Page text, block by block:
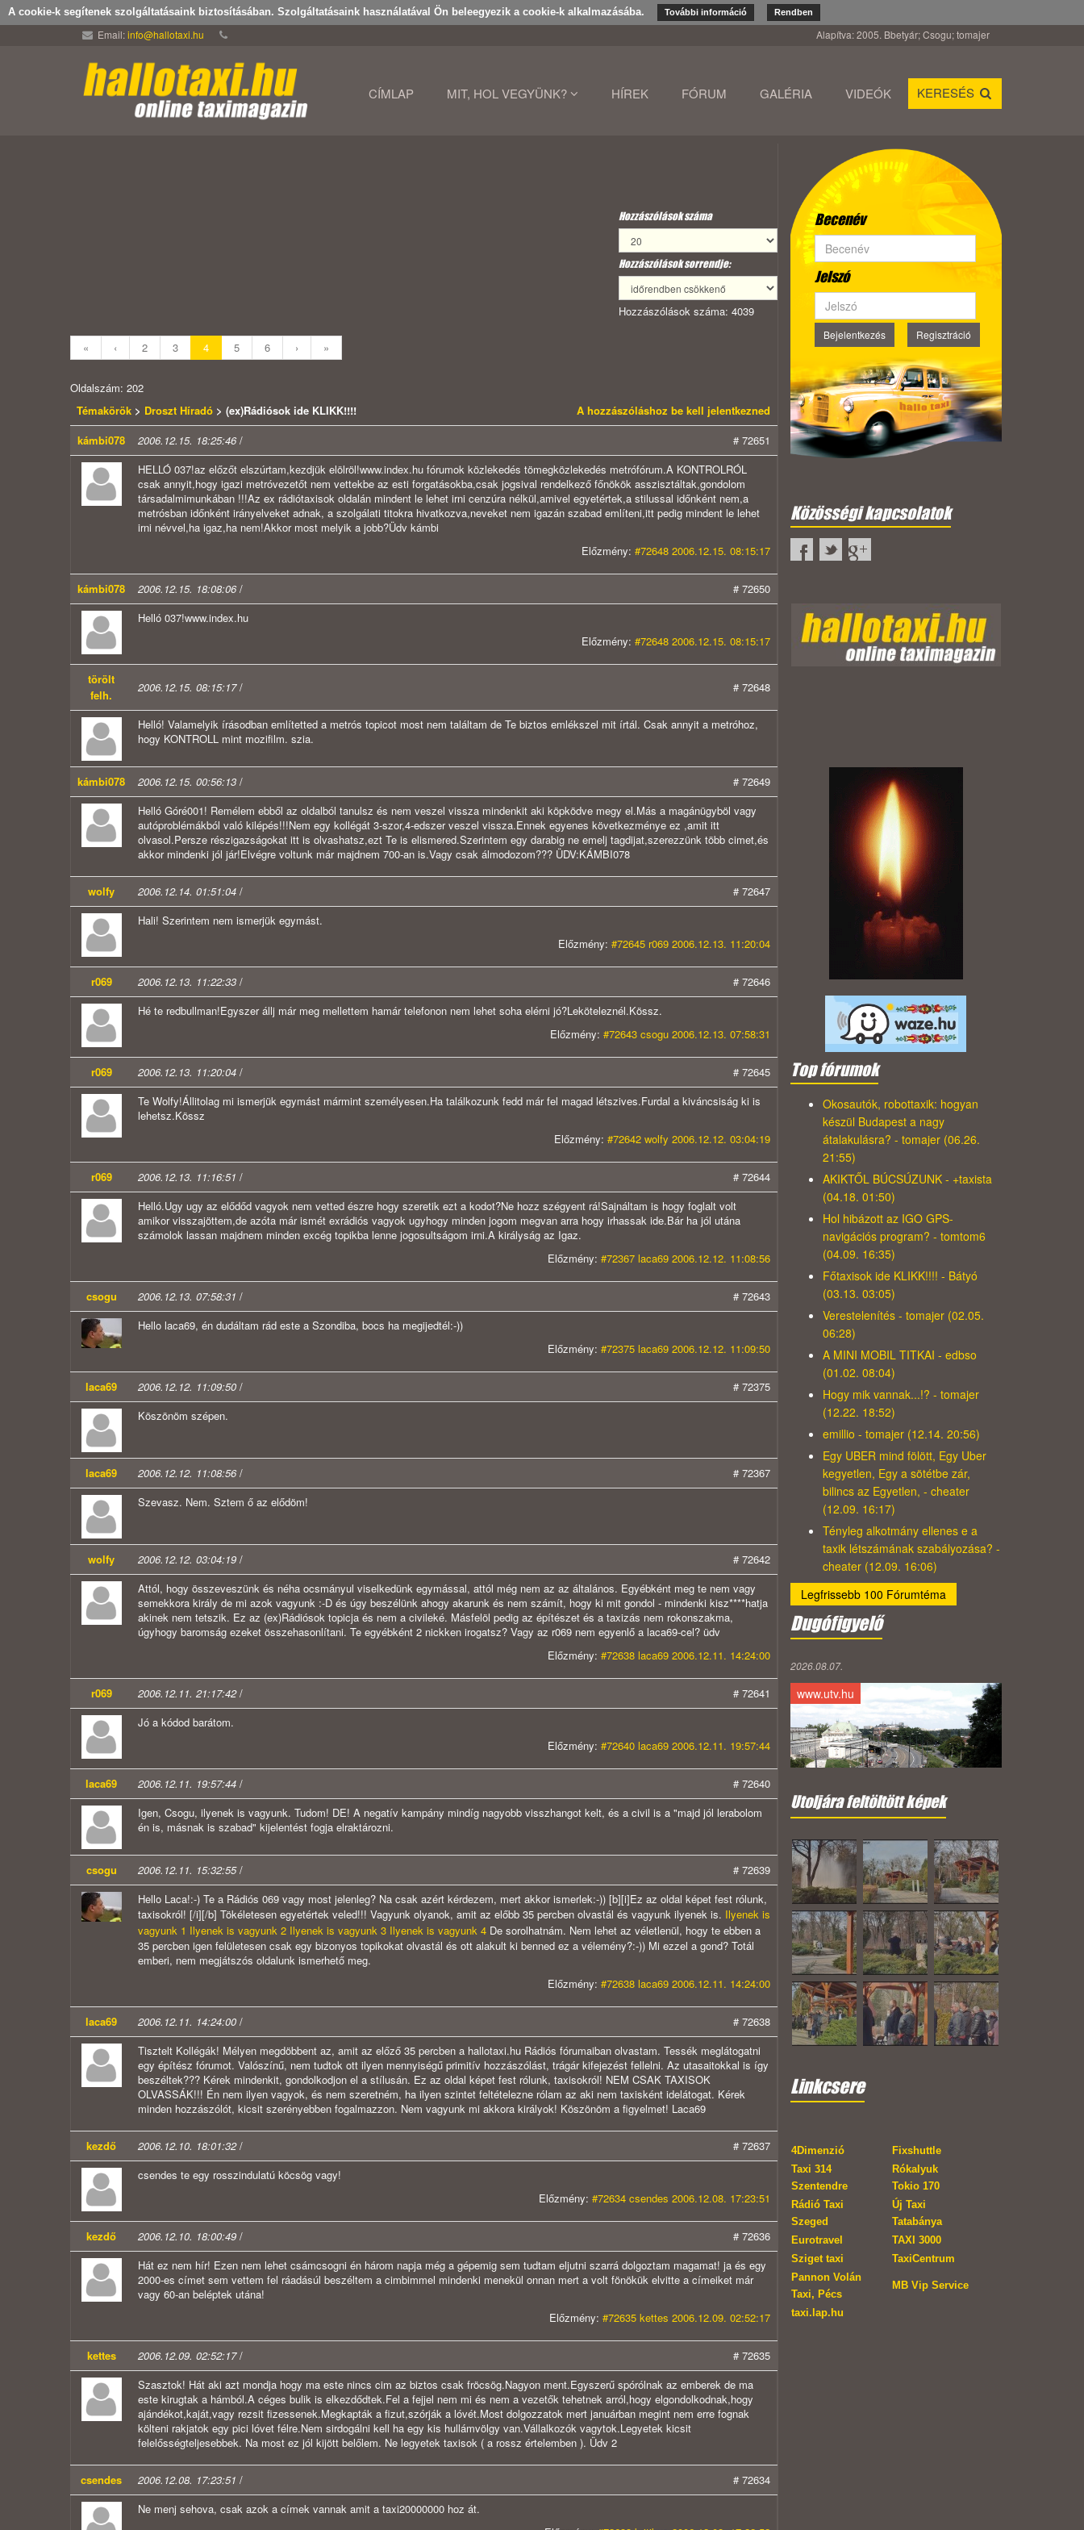
A cookie-k segítenek szolgáltatásaink biztosításában. Szolgáltatásaink használatával Ön beleegyezik a cookie-k alkalmazásába. További információ Rendben
Email:info@hallotaxi.hu Alapítva: 2005. Bbetyár; Csogu; tomajer
CÍMLAP MIT, HOL VEGYÜNK? HÍREK FÓRUM GALÉRIA VIDEÓK KERESÉS
Hozzászólások száma
Hozzászólások sorrendje:
Hozzászólások száma: 4039
« ‹ 2 3 4 5 6 › »
Oldalszám: 202
Témakörök > Droszt Híradó > (ex)Rádiósok ide KLIKK!!!!
A hozzászóláshoz be kell jelentkezned
kámbi078
2006.12.15. 18:25:46/
# 72651
HELLÓ 037!az előzőt elszúrtam,kezdjük elölröl!www.index.hu fórumok közlekedés tömegközlekedés metrófórum.A KONTROLRÓL
csak annyit,hogy igazi metróvezetőt nem vettekbe az esti forgatásokba,csak jogsival rendelkező főnökök asszisztáltak,gondolom
társadalmimunkában !!!Az ex rádiótaxisok oldalán mindent le lehet irni cenzúra nélkül,amivel egyetértek,a stilussal időnként nem,a
metrósban időnként irányelveket adnak, a szolgálati titokra hivatkozva,neveket nem igazán szabad említeni,itt pedig mindent le lehet
irni névvel,ha igaz,ha nem!Akkor most melyik a jobb?Üdv kámbi
Előzmény: #72648 2006.12.15. 08:15:17
kámbi078 2006.12.15. 18:08:06/
# 72650
Helló 037!www.index.hu
Előzmény: #72648 2006.12.15. 08:15:17
törölt
felh.
2006.12.15. 08:15:17/ # 72648
Helló! Valamelyik írásodban említetted a metrós topicot most nem találtam de Te biztos emlékszel mit írtál. Csak annyit a metróhoz,
hogy KONTROLL mint mozifilm. szia.
kámbi078 2006.12.15. 00:56:13 /
# 72649
Helló Góré001! Remélem ebből az oldalból tanulsz és nem veszel vissza mindenkit aki köpködve megy el.Más a magánügyböl vagy
autóproblémákból való kilépés!!!Nem egy kollégát 3-szor,4-edszer veszel vissza.Ennek egyenes következménye ez ,amit itt
olvasol.Persze részigazságokat itt is olvashatsz,ezt Te is elismered.Szerintem egy darabig ne emelj tagdijat,szerezzünk több cimet,és
akkor mindenki jól jár!Elvégre voltunk már majdnem 700-an is.Vagy csak álmodozom??? ÜDV:KÁMBI078
wolfy 2006.12.14. 01:51:04 /
# 72647
Hali! Szerintem nem ismerjük egymást.
Előzmény: #72645 r069 2006.12.13. 11:20:04
r069 2006.12.13. 11:22:33 /
# 72646
Hé te redbullman!Egyszer állj már meg mellettem hamár telefonon nem lehet soha elérni jó?Leköteleznél.Kössz.
Előzmény: #72643 csogu 2006.12.13. 07:58:31
r069 2006.12.13. 11:20:04 /
# 72645
Te Wolfy!Állitolag mi ismerjük egymást mármint személyesen.Ha találkozunk fedd már fel magad létszives.Furdal a kiváncsiság ki is
lehetsz.Kössz
Előzmény: #72642 wolfy 2006.12.12. 03:04:19
r069 2006.12.13. 11:16:51 /
# 72644
Helló.Ugy ugy az elődőd vagyok nem vetted észre hogy szeretik ezt a kodot?Ne hozz szégyent rá!Sajnáltam is hogy foglalt volt
amikor visszajöttem,de azóta már ismét exrádiós vagyok ugyhogy minden jogom megvan arra hogy irhassak ide.Bár ha jól utána
számolok lassan majdnem minden excég topikba lenne jogosultságom irni.A királyság az Igaz.
Előzmény: #72367 laca69 2006.12.12. 11:08:56
csogu 2006.12.13. 07:58:31 /
# 72643
Hello laca69, én dudáltam rád este a Szondiba, bocs ha megijedtél:-))
Előzmény: #72375 laca69 2006.12.12. 11:09:50
laca69 2006.12.12. 11:09:50 /
# 72375
Köszönöm szépen.
laca69 2006.12.12. 11:08:56/
# 72367
Szevasz. Nem. Sztem ő az elődöm!
wolfy 2006.12.12. 03:04:19 /
# 72642
Attól, hogy összeveszünk és néha ocsmányul viselkedünk egymással, attól még nem az az általános. Egyébként meg te nem vagy
semekkora király de mi azok vagyunk :-D és úgy beszélünk ahogy akarunk és nem számít, hogy ki mit gondol - mindenki kisz****hatja
akinek nem tetszik. Ez az (ex)Rádiósok topicja és nem a civileké. Másfelöl pedig az építészet és a taxizás nem rokonszakma,
úgyhogy baromság ezeket összehasonlítani. Te egyébként 2 nickken irogatsz? Vagy az r069 nem egyenlő a laca69-cel? üdv
Előzmény: #72638 laca69 2006.12.11. 14:24:00
r069 2006.12.11. 21:17:42/
# 72641
Jó a kódod barátom.
Előzmény: #72640 laca69 2006.12.11. 19:57:44
laca69 2006.12.11. 19:57:44 /
# 72640
Igen, Csogu, ilyenek is vagyunk. Tudom! DE! A negatív kampány mindíg nagyobb visszhangot kelt, és a civil is a "majd jól lerabolom
én is, másnak is szabad" kijelentést fogja elraktározni.
csogu 2006.12.11. 15:32:55/
# 72639
Hello Laca!:-) Te a Rádiós 069 vagy most jelenleg? Na csak azért kérdezem, mert akkor ismerlek:-)) [b][i]Ez az oldal képet fest rólunk,
taxisokról! [/i][/b] Tökéletesen egyetértek veled!!! Vagyunk olyanok, amit az előbb 35 percben olvastál és vagyunk ilyenek is. Ilyenek is
vagyunk 1 Ilyenek is vagyunk 2 Ilyenek is vagyunk 3 Ilyenek is vagyunk 4 De sorolhatnám. Nem lehet az véletlenül, hogy te ebben a
35 percben igen felületesen csak egy bizonyos topikokat olvastál és ott alakult ki benned ez a vélemény?:-)) Mi ezzel a gond? Totál
emberi, nem megjátszós oldalunk ismerhető meg.
Előzmény: #72638 laca69 2006.12.11. 14:24:00
laca69 2006.12.11. 14:24:00 /
# 72638
Tisztelt Kollégák! Mélyen megdöbbent az, amit az előző 35 percben a hallotaxi.hu Rádiós fórumaiban olvastam. Tessék meglátogatni
egy építész fórumot. Valószínű, nem tudtok ott ilyen mennyiségű primitív hozzászólást, trágár kifejezést fellelni. Az utasaitokkal is így
beszéltek??? Kérek mindenkit, gondolkodjon el a stílusán. Ez az oldal képet fest rólunk, taxisokról! NEM CSAK TAXISOK
OLVASSÁK!!! Én nem ilyen vagyok, és nem szeretném, ha ilyen szintet feltételezne rólam az aki nem taxisként idelátogat. Kérek
minden hozzászólót, kicsit szerényebben fogalmazzon. Nem vagyunk mi akkora királyok! Köszönöm a figyelmet! Laca69
kezdő 2006.12.10. 18:01:32/
# 72637
csendes te egy rosszindulatú köcsög vagy!
Előzmény: #72634 csendes 2006.12.08. 17:23:51
kezdő 2006.12.10. 18:00:49 /
# 72636
Hát ez nem hír! Ezen nem lehet csámcsogni én három napja még a gépemig sem tudtam eljutni szarrá dolgoztam magamat! ja és egy
2000-es címet sem vettem fel ráadásúl beszéltem a cimbimmel mindenki menekül onnan mert a volt fönökük elvitte a címeiket már
vagy 60-an beléptek utána!
Előzmény: #72635 kettes 2006.12.09. 02:52:17
kettes 2006.12.09. 02:52:17/
# 72635
Szasztok! Hát aki azt mondja hogy ma este nincs cim az biztos csak fröcsög.Nagyon ment.Egyszerű spórólnak az emberek de ma
este kirugtak a hámból.A céges bulik is elkezdődtek.Fel a fejjel nem mi és nem a vezetők tehetnek arról,hogy elgondolkodnak,hogy
ajándékot,kaját,vagy rezsit fizessenek.Megkapták a fizut,szórják a lóvét.Most dolgozzatok mert januárban megint nem erre fognak
költeni rakjatok egy pici lóvet félre.Nem sirdogálni kell ha egy kis hullámvölgy van.Vállalkozók vagytok.Legyetek kicsit
felelősségteljesebbek. Na most ez jól kijött belőlem. Ne legyetek taxisok ( a rossz értelemben ). Üdv 2
csendes 2006.12.08. 17:23:51 /
# 72634
Ne menj sehova, csak azok a címek vannak amit a taxi20000000 hoz át.
Becenév
Jelszó
Bejelentkezés Regisztráció
Közösségi kapcsolatok
Top fórumok
Okosautók, robottaxik: hogyan
készül Budapest a nagy
átalakulásra? - tomajer (06.26.
21:55)
AKIKTŐL BÚCSÚZUNK - +taxista
(04.18. 01:50)
Hol hibázott az IGO GPS-
navigációs program? - tomtom6
(04.09. 16:35)
Főtaxisok ide KLIKK!!!! - Bátyó
(03.13. 03:05)
Verestelenítés - tomajer (02.05.
06:28)
A MINI MOBIL TITKAI - edbso
(01.02. 08:04)
Hogy mik vannak...!? - tomajer
(12.22. 18:52)
emillio - tomajer (12.14. 20:56)
Egy UBER mind fölött, Egy Uber
kegyetlen, Egy a sötétbe zár,
bilincs az Egyetlen, - cheater
(12.09. 16:17)
Tényleg alkotmány ellenes e a
taxik létszámának szabályozása? -
cheater (12.09. 16:06)
Legfrissebb 100 Fórumtéma
Dugófigyelő
2026.08.07.
www.utv.hu
Utoljára feltöltött képek
Linkcsere
4Dimenzió
Fixshuttle
Taxi 314
Szentendre
Rókalyuk
Tokio 170
Rádió Taxi
Szeged
Új Taxi
Tatabánya
Eurotravel
TAXI 3000
Sziget taxi
TaxiCentrum
Pannon Volán
Taxi, Pécs
MB Vip Service
taxi.lap.hu